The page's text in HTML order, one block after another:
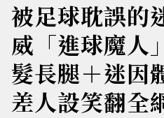
被足球耽誤的
威「進球魔人
髮長腿＋迷因
差人設笑翻全